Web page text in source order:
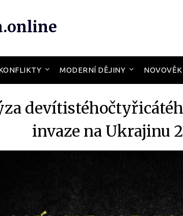
MODERNÍ DĚJINY NOVOVĚK
invaze na Ukrajinu